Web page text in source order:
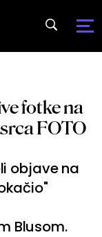
fotke na
FOTO
objave na
Blusom.